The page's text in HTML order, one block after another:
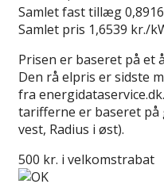
Samlet fast tillæg
Samlet pris 1,6539 kr./
Prisen er baseret på et
Den rå elpris er sidste
fra
tarifferne er baseret
vest, Radius i øst).
500 kr. i velkomstrabat